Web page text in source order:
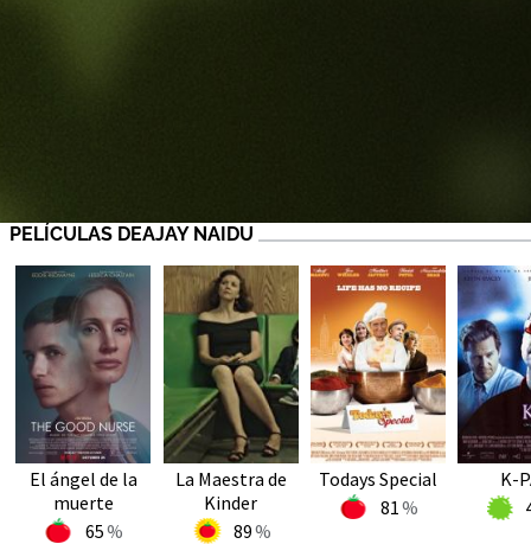
PELÍCULAS DEAJAY NAIDU
El ángel de la
muerte
65
La Maestra de
Kinder
89
Todays Special
81
K-